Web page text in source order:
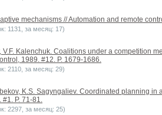
mechanisms // Automation and remote
1131, за месяц: 17)
V.F. Kalenchuk. Coalitions under a competition
1989. #12. P. 1679-1686.
2110, за месяц: 29)
K.S. Sagyngaliev. Coordinated planning in
P. 71-81.
2297, за месяц: 25)